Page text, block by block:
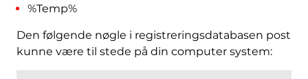
%Temp%
Den følgende nøgle i registreringsdatabasen post
kunne være til stede på din computer system: